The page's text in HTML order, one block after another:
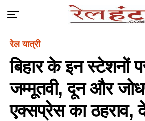
रेल यात्री
बिहार के इन स्टेशनों
जम्मूतवी, दून और
एक्सप्रेस का ठहराव,